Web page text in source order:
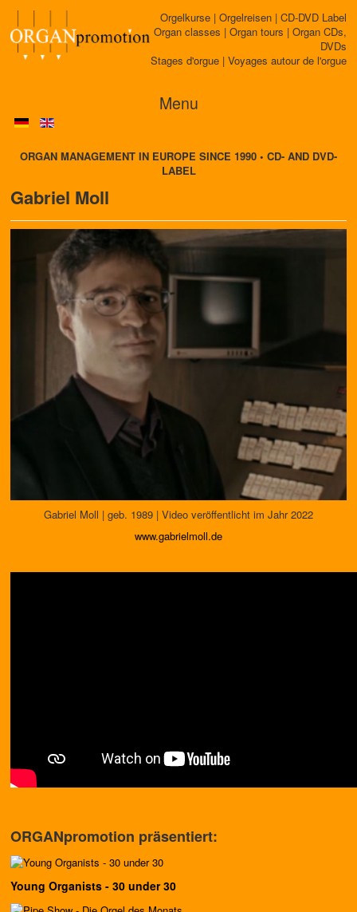
Orgelkurse | Orgelreisen | CD-DVD Label
Organ classes | Organ tours | Organ CDs,
DVDs
Stages d'orgue | Voyages autour de l'orgue
Menu
ORGAN MANAGEMENT IN EUROPE SINCE 1990 • CD- AND DVD-
LABEL
Gabriel Moll
Gabriel Moll | geb. 1989 | Video veröffentlicht im Jahr 2022
www.gabrielmoll.de
ORGANpromotion präsentiert:
Young Organists - 30 under 30